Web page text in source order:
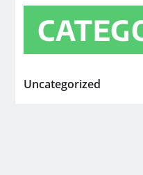
Uncategorized